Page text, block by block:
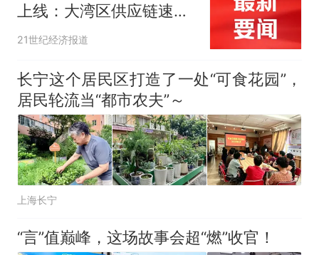
上线：大湾区供应链速度
是硅谷30倍
21世纪经济报道
长宁这个居民区打造了一处“可食花园”，
居民轮流当“都市农夫”～
上海长宁
“言”值巅峰，这场故事会超“燃”收官！